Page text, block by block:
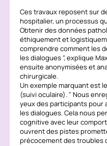
Ces travaux reposent sur
hospitalier, un processus
Obtenir des données
éthiquement et
comprendre comment les
les dialogues , explique
ensuite anonymisées et
chirurgicale.
Un exemple marquant est
(suivi oculaire).
Nous
yeux des participants pour
les dialogues. Cela nous
cognitive avec leur
ouvrent des pistes
précocement des troubles